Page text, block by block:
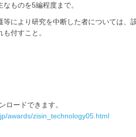
ものを5編程度まで。
等により研究を中断した者については
付すこと。
ロードできます。
awards/zisin_technology05.html